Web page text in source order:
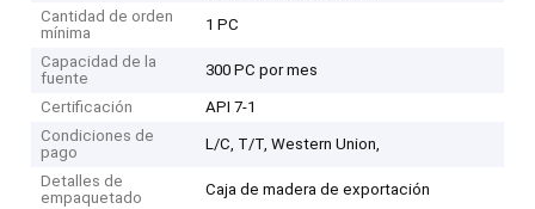
Cantidad de orden
mínima
1 PC
Capacidad de la
fuente
300 PC por mes
Certificación
API 7-1
Condiciones de
pago
L/C, T/T, Western Union,
Detalles de
empaquetado
Caja de madera de exportación